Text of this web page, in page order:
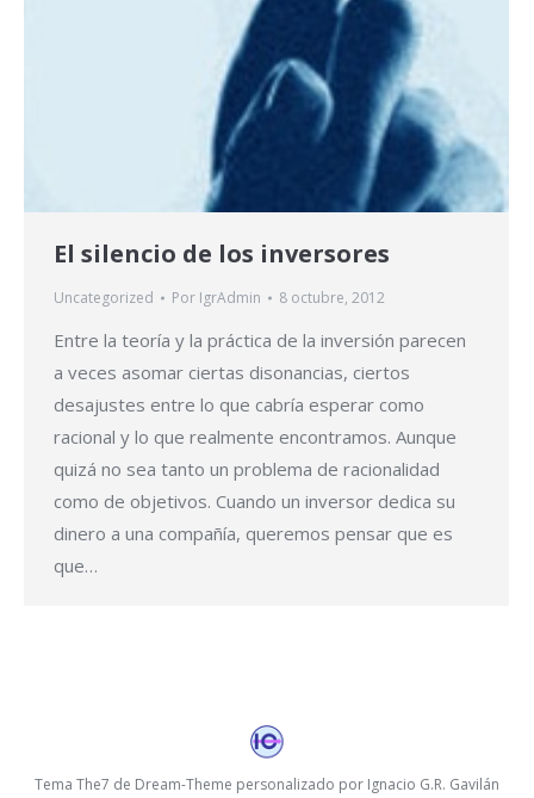
El silencio de los inversores
Uncategorized Por IgrAdmin 8 octubre, 2012
Entre la teoría y la práctica de la inversión parecen
a veces asomar ciertas disonancias, ciertos
desajustes entre lo que cabría esperar como
racional y lo que realmente encontramos. Aunque
quizá no sea tanto un problema de racionalidad
como de objetivos. Cuando un inversor dedica su
dinero a una compañía, queremos pensar que es
que…
Tema The7 de Dream-Theme personalizado por Ignacio G.R. Gavilán